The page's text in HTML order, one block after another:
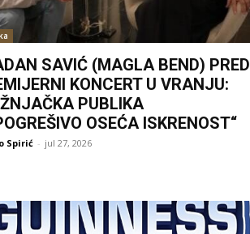
SAVIĆ (MAGLA BEND) PRED
KONCERT U VRANJU:
PUBLIKA
OSEĆA ISKRENOST“
Spirić - jul 27, 2026